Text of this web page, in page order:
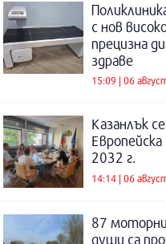
с нов
прецизна
здраве
15:09 | 06
Казанлък
2032 г.
14:14 | 06
87
души са